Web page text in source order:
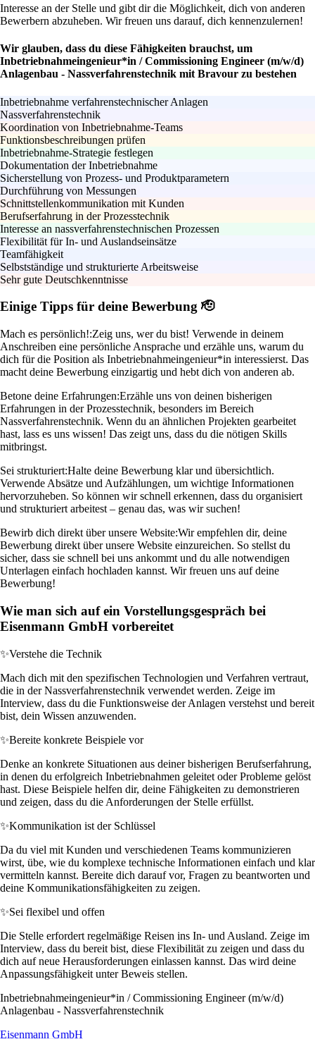
Interesse an der Stelle und gibt dir die Möglichkeit, dich von anderen
Bewerbern abzuheben. Wir freuen uns darauf, dich kennenzulernen!
Wir glauben, dass du diese Fähigkeiten brauchst, um
Inbetriebnahmeingenieur*in / Commissioning Engineer (m/w/d)
Anlagenbau - Nassverfahrenstechnik mit Bravour zu bestehen
Inbetriebnahme verfahrenstechnischer Anlagen
Nassverfahrenstechnik
Koordination von Inbetriebnahme-Teams
Funktionsbeschreibungen prüfen
Inbetriebnahme-Strategie festlegen
Dokumentation der Inbetriebnahme
Sicherstellung von Prozess- und Produktparametern
Durchführung von Messungen
Schnittstellenkommunikation mit Kunden
Berufserfahrung in der Prozesstechnik
Interesse an nassverfahrenstechnischen Prozessen
Flexibilität für In- und Auslandseinsätze
Teamfähigkeit
Selbstständige und strukturierte Arbeitsweise
Sehr gute Deutschkenntnisse
Einige Tipps für deine Bewerbung 🫡
Mach es persönlich!:Zeig uns, wer du bist! Verwende in deinem
Anschreiben eine persönliche Ansprache und erzähle uns, warum du
dich für die Position als Inbetriebnahmeingenieur*in interessierst. Das
macht deine Bewerbung einzigartig und hebt dich von anderen ab.
Betone deine Erfahrungen:Erzähle uns von deinen bisherigen
Erfahrungen in der Prozesstechnik, besonders im Bereich
Nassverfahrenstechnik. Wenn du an ähnlichen Projekten gearbeitet
hast, lass es uns wissen! Das zeigt uns, dass du die nötigen Skills
mitbringst.
Sei strukturiert:Halte deine Bewerbung klar und übersichtlich.
Verwende Absätze und Aufzählungen, um wichtige Informationen
hervorzuheben. So können wir schnell erkennen, dass du organisiert
und strukturiert arbeitest – genau das, was wir suchen!
Bewirb dich direkt über unsere Website:Wir empfehlen dir, deine
Bewerbung direkt über unsere Website einzureichen. So stellst du
sicher, dass sie schnell bei uns ankommt und du alle notwendigen
Unterlagen einfach hochladen kannst. Wir freuen uns auf deine
Bewerbung!
Wie man sich auf ein Vorstellungsgespräch bei
Eisenmann GmbH vorbereitet
✨Verstehe die Technik
Mach dich mit den spezifischen Technologien und Verfahren vertraut,
die in der Nassverfahrenstechnik verwendet werden. Zeige im
Interview, dass du die Funktionsweise der Anlagen verstehst und bereit
bist, dein Wissen anzuwenden.
✨Bereite konkrete Beispiele vor
Denke an konkrete Situationen aus deiner bisherigen Berufserfahrung,
in denen du erfolgreich Inbetriebnahmen geleitet oder Probleme gelöst
hast. Diese Beispiele helfen dir, deine Fähigkeiten zu demonstrieren
und zeigen, dass du die Anforderungen der Stelle erfüllst.
✨Kommunikation ist der Schlüssel
Da du viel mit Kunden und verschiedenen Teams kommunizieren
wirst, übe, wie du komplexe technische Informationen einfach und klar
vermitteln kannst. Bereite dich darauf vor, Fragen zu beantworten und
deine Kommunikationsfähigkeiten zu zeigen.
✨Sei flexibel und offen
Die Stelle erfordert regelmäßige Reisen ins In- und Ausland. Zeige im
Interview, dass du bereit bist, diese Flexibilität zu zeigen und dass du
dich auf neue Herausforderungen einlassen kannst. Das wird deine
Anpassungsfähigkeit unter Beweis stellen.
Inbetriebnahmeingenieur*in / Commissioning Engineer (m/w/d)
Anlagenbau - Nassverfahrenstechnik
Eisenmann GmbH